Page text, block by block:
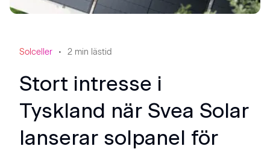
Solceller 2 min lästid
Stort intresse i
Tyskland när Svea Solar
lanserar solpanel för